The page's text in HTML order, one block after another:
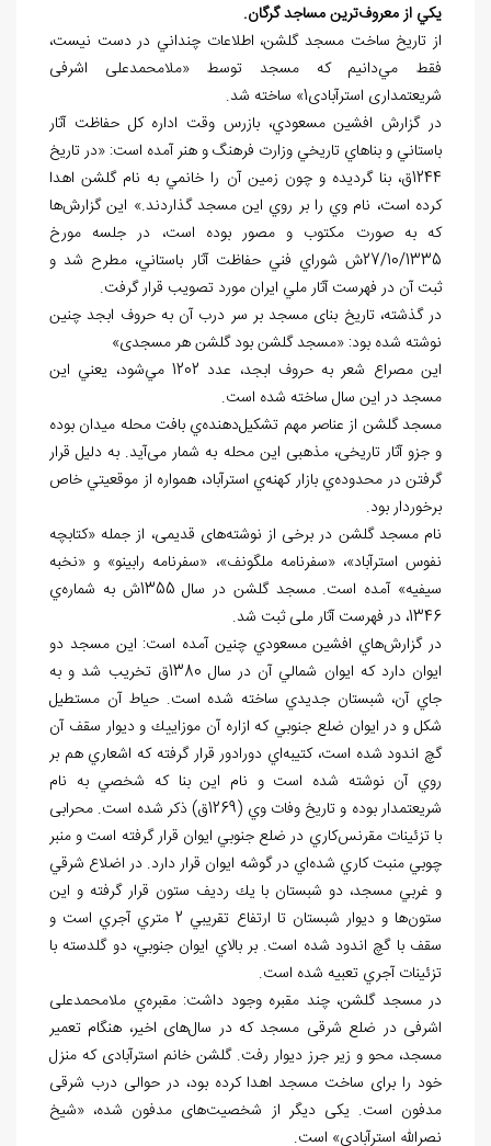
يكي از معروف‌ترين مساجد گرگان.
از تاريخ ساخت مسجد گلشن، اطلاعات چنداني در دست نيست،
فقط مي‌دانيم كه مسجد توسط «ملا‌محمدعلی اشرفی
شریعتمداری استرآبادی1» ساخته شد.
در گزارش افشين مسعودي، بازرس وقت اداره كل حفاظت آثار
باستاني و بناهاي تاريخي وزارت فرهنگ و هنر آمده است: «در تاريخ
1244ق، بنا گرديده و چون زمين آن را خانمي به نام گلشن اهدا
كرده است، نام وي را بر روي اين مسجد گذاردند.» اين گزارش‌ها
كه به صورت مكتوب و مصور بوده است، در جلسه مورخ
27/10/1335ش شوراي فني حفاظت آثار باستاني، مطرح شد و
ثبت آن در فهرست آثار ملي ايران مورد تصويب قرار گرفت.
در گذشته، تاریخ بنای مسجد بر سر درب آن به حروف ابجد چنین
نوشته شده بود: «مسجد گلشن بود گلشن هر مسجدی»
اين مصراع شعر به حروف ابجد، عدد 1202 مي‌شود، يعني اين
مسجد در اين سال ساخته شده است.
مسجد گلشن از عناصر مهم تشکیل‌دهنده‌ي بافت محله میدان بوده
و جزو آثار تاریخی، مذهبی اين محله به ‌شمار می‌آید. به ‌دلیل قرار
گرفتن در محدوده‌ي بازار کهنه‌ي استرآباد، همواره از موقعیتي خاص
برخوردار بود.
نام مسجد گلشن در برخی از نوشته‌های قدیمی، از جمله «کتابچه
نفوس استرآباد»، «سفرنامه ملگونف»، «سفرنامه رابينو» و «نخبه
سيفيه» آمده است. مسجد گلشن در سال 1355ش به شماره‌ي
1346، در فهرست آثار ملی ثبت شد.
در گزارش‌هاي افشين مسعودي چنين آمده است: اين مسجد دو
ايوان دارد كه ايوان شمالي آن در سال 1380ق‌ تخريب شد و به
جاي آن، شبستان جديدي ساخته شده است. حياط آن مستطيل
شكل و در ايوان ضلع جنوبي كه ازاره آن موزاییك و ديوار سقف آن
گچ اندود شده است، كتيبه‌اي دورادور قرار گرفته كه اشعاري هم بر
روي آن نوشته شده است و نام اين بنا كه شخصي به نام
شريعتمدار بوده و تاريخ وفات وي (1269ق) ذكر شده است. محرابی
با تزئينات مقرنس‌كاري در ضلع جنوبي ايوان قرار گرفته است و منبر
چوبي منبت كاري شده‌اي در گوشه ايوان قرار دارد. در اضلاع شرقي
و غربي مسجد، دو شبستان با يك رديف ستون قرار گرفته و اين
ستون‌ها و ديوار شبستان تا ارتفاع تقريبي 2 متري آجري است و
سقف با گچ اندود شده است. بر بالاي ايوان جنوبي، دو گلدسته با
تزئينات آجري تعبيه شده است.
در مسجد گلشن، چند مقبره وجود داشت: مقبره‌ي ملامحمدعلی
اشرفی در ضلع شرقی مسجد كه در سال‌های اخیر، هنگام تعمیر
مسجد، محو و زیر جرز دیوار رفت. گلشن خانم استرآبادی که منزل
خود را برای ساخت مسجد اهدا کرده بود، در حوالی درب شرقی
مدفون است. یکی دیگر از شخصیت‌های مدفون شده، «شیخ
نصرالله استرآبادی» است.